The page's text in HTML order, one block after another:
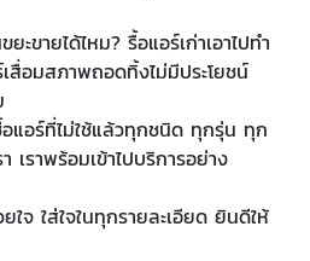
ะขายได้ไหม? รื้อแอร์เก่าเอาไปทำ
สื่อมสภาพถอดทิ้งไม่มีประโยชน์
แอร์ที่ไม่ใช้แล้วทุกชนิด ทุกรุ่น ทุก
เราพร้อมเข้าไปบริการอย่าง
จ ใส่ใจในทุกรายละเอียด ยินดีให้